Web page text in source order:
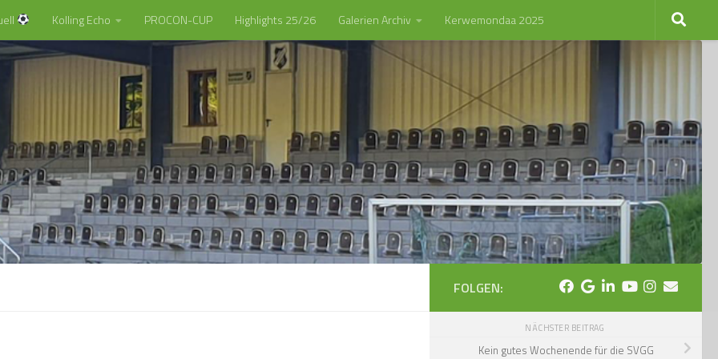
Kolling Echo PROCON-CUP Highlights 25/26 Galerien Archiv Kerwemondaa 2025
FOLGEN:
NÄCHSTER BEITRAG
Kein gutes Wochenende für die SVGG